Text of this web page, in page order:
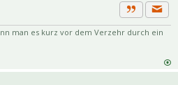
Zitat
man es kurz vor dem Verzehr durch ein